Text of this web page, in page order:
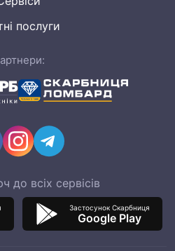
послуги
до всіх сервісів
Застосунок Скарбниця
Google Play